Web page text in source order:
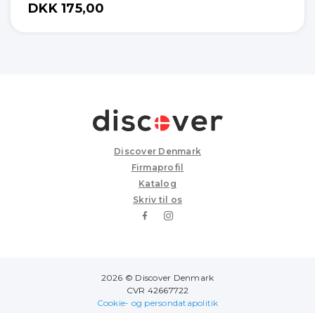
DKK 175,00
Discover Denmark
Firmaprofil
Katalog
Skriv til os
2026 © Discover Denmark
CVR 42667722
Cookie- og persondatapolitik